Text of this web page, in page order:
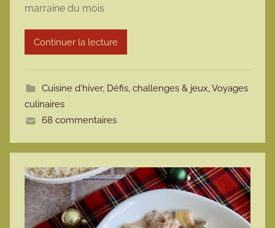
t
marraine du mois
Continuer la lecture
Cuisine d'hiver, Défis, challenges & jeux,Voyages
culinaires
68 commentaires